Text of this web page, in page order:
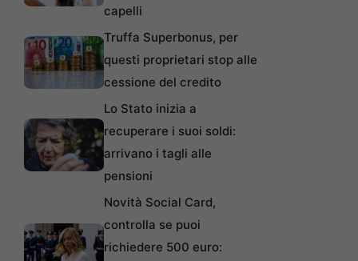
capelli
Truffa Superbonus, per
questi proprietari stop alle
cessione del credito
Lo Stato inizia a
recuperare i suoi soldi:
arrivano i tagli alle
pensioni
Novità Social Card,
controlla se puoi
richiedere 500 euro: